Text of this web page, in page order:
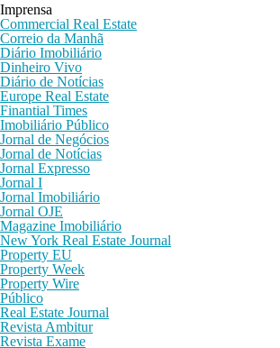
Imprensa
Commercial Real Estate
Correio da Manhã
Diário Imobiliário
Dinheiro Vivo
Diário de Notícias
Europe Real Estate
Finantial Times
Imobiliário Público
Jornal de Negócios
Jornal de Notícias
Jornal Expresso
Jornal I
Jornal Imobiliário
Jornal OJE
Magazine Imobiliário
New York Real Estate Journal
Property EU
Property Week
Property Wire
Público
Real Estate Journal
Revista Ambitur
Revista Exame